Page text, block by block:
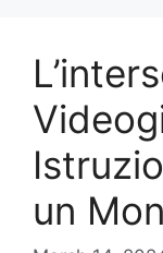
un